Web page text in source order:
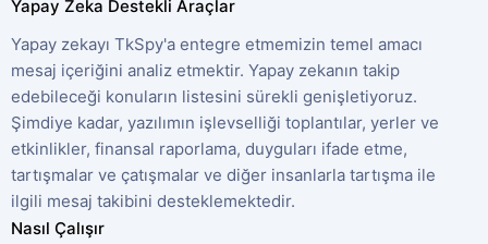
Yapay Zeka Destekli Araçlar
Yapay zekayı TkSpy'a entegre etmemizin temel amacı
mesaj içeriğini analiz etmektir. Yapay zekanın takip
edebileceği konuların listesini sürekli genişletiyoruz.
Şimdiye kadar, yazılımın işlevselliği toplantılar, yerler ve
etkinlikler, finansal raporlama, duyguları ifade etme,
tartışmalar ve çatışmalar ve diğer insanlarla tartışma ile
ilgili mesaj takibini desteklemektedir.
Nasıl Çalışır